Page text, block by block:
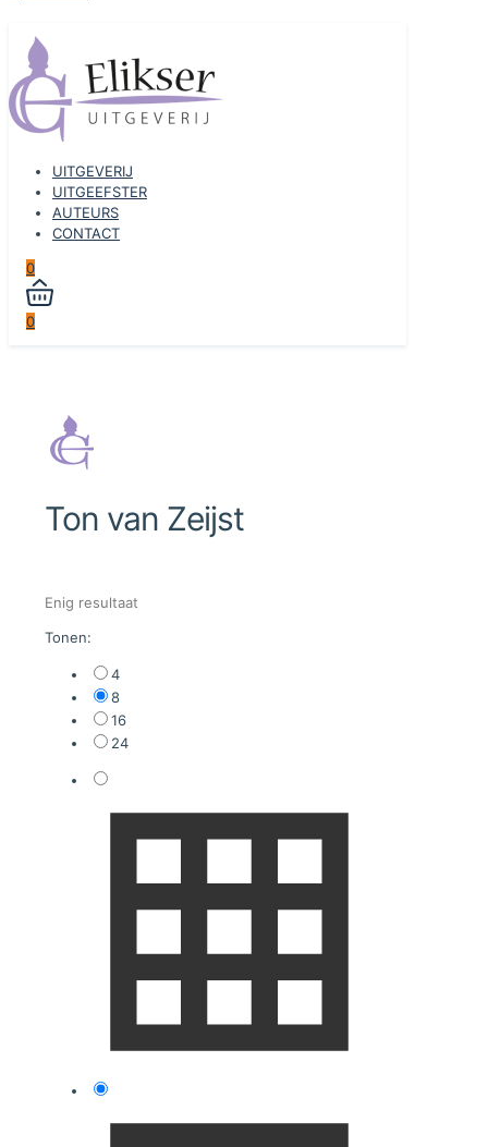
UITGEVERIJ
UITGEEFSTER
AUTEURS
CONTACT
0
0
Ton van Zeijst
Enig resultaat
Tonen:
4
8
16
24